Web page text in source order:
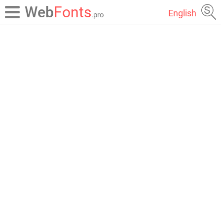
WebFonts.pro English